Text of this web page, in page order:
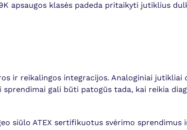
apsaugos klasės padeda pritaikyti jutiklius
ir reikalingos integracijos. Analoginiai jutikliai
gali būti patogūs tada, kai reikia
siūlo ATEX sertifikuotus svėrimo sprendimus